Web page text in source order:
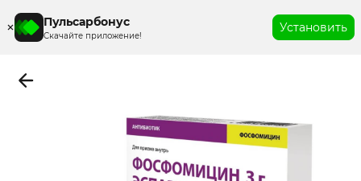
Пульсарбонус
Скачайте приложение!
Установить